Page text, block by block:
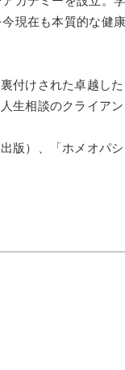
現在も本質的な健康
付けされた卓越した
生相談のクライアン
版）、「ホメオパシ